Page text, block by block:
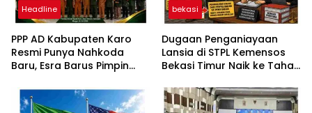
Headline
PPP AD Kabupaten Karo
Resmi Punya Nahkoda
Baru, Esra Barus Pimpin
bekasi
Dugaan Penganiayaan
Lansia di STPL Kemensos
Bekasi Timur Naik ke Tahap
Minta Proses Transparan
dan Bebas Intervensi